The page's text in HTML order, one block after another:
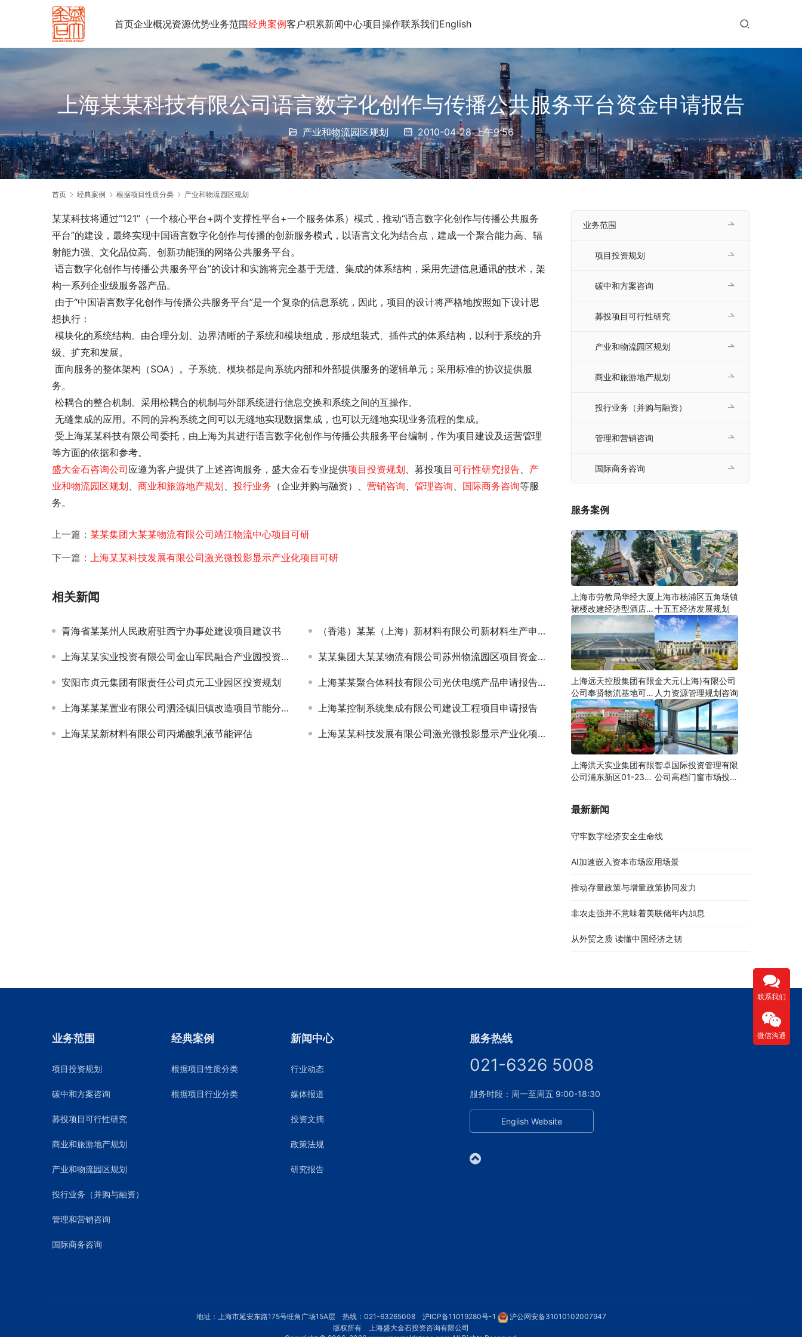
首页企业概况资源优势业务范围经典案例客户积累新闻中心项目操作联系我们English
上海某某科技有限公司语言数字化创作与传播公共服务平台资金申请报告
产业和物流园区规划 2010-04-28 上午9:56
首页 经典案例 根据项目性质分类 产业和物流园区规划
某某科技将通过“121”（一个核心平台+两个支撑性平台+一个服务体系）模式，推动“语言数字化创作与传播公共服务
平台”的建设，最终实现中国语言数字化创作与传播的创新服务模式，以语言文化为结合点，建成一个聚合能力高、辐
射能力强、文化品位高、创新功能强的网络公共服务平台。
构一系列企业级服务器产品。
想执行：
级、扩充和发展。
务。
松耦合的整合机制。采用松耦合的机制与外部系统进行信息交换和系统之间的互操作。
无缝集成的应用。不同的异构系统之间可以无缝地实现数据集成，也可以无缝地实现业务流程的集成。
受上海某某科技有限公司委托，由上海为其进行语言数字化创作与传播公共服务平台编制，作为项目建设及运营管理
等方面的依据和参考。
盛大金石咨询公司应邀为客户提供了上述咨询服务，盛大金石专业提供项目投资规划、募投项目可行性研究报告、 产
业和物流园区规划、 商业和旅游地产规划、 投行业务 （企业并购与融资）、 营销咨询、 管理咨询、 国际商务咨询等服
务。
上一篇： 某某集团大某某物流有限公司靖江物流中心项目可研
下一篇： 上海某某科技发展有限公司激光微投影显示产业化项目可研
相关新闻
青海省某某州人民政府驻西宁办事处建设项目建议书 （香港）某某（上海）新材料有限公司新材料生产申请报告及节能评估
上海某某实业投资有限公司金山军民融合产业园投资规划方案 某某集团大某某物流有限公司苏州物流园区项目资金申请报告
安阳市贞元集团有限责任公司贞元工业园区投资规划 上海某某聚合体科技有限公司光伏电缆产品申请报告及节能评估
上海某某某置业有限公司泗泾镇旧镇改造项目节能分析报告 上海某控制系统集成有限公司建设工程项目申请报告
上海某某新材料有限公司丙烯酸乳液节能评估 上海某某科技发展有限公司激光微投影显示产业化项目可研
业务范围
项目投资规划
碳中和方案咨询
募投项目可行性研究
产业和物流园区规划
商业和旅游地产规划
投行业务（并购与融资）
管理和营销咨询
国际商务咨询
服务案例
上海市劳教局华经大厦
裙楼改建经济型酒店可
研
上海市杨浦区五角场镇
十五五经济发展规划
上海远天控股集团有限
公司奉贤物流基地可行
性研究
金大元(上海)有限公司
人力资源管理规划咨询
上海洪天实业集团有限
公司浦东新区01-23地
智卓国际投资管理有限
公司高档门窗市场投资
最新新闻
守牢数字经济安全生命线
AI加速嵌入资本市场应用场景
推动存量政策与增量政策协同发力
非农走强并不意味着美联储年内加息
从外贸之质 读懂中国经济之韧
业务范围
项目投资规划
碳中和方案咨询
募投项目可行性研究
商业和旅游地产规划
产业和物流园区规划
投行业务（并购与融资）
管理和营销咨询
国际商务咨询
经典案例
根据项目性质分类
根据项目行业分类
新闻中心
行业动态
媒体报道
投资文摘
政策法规
研究报告
服务热线
021-6326 5008
服务时段：周一至周五 9:00-18:30
English Website
地址：上海市延安东路175号旺角广场15A层 热线：021-63265008 沪ICP备11019280号-1
沪公网安备31010102007947
版权所有 上海盛大金石投资咨询有限公司
联系我们
微信沟通